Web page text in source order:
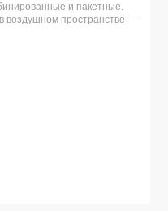
и пакетные.
воздушном пространстве —